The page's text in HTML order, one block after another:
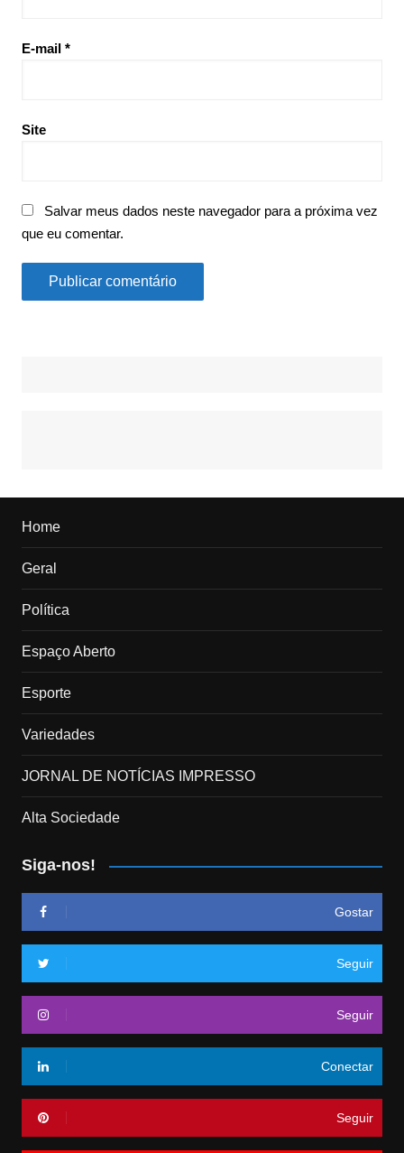
E-mail *
Site
Salvar meus dados neste navegador para a próxima vez
que eu comentar.
Home
Geral
Política
Espaço Aberto
Esporte
Variedades
JORNAL DE NOTÍCIAS IMPRESSO
Alta Sociedade
Siga-nos!
Gostar
Seguir
Seguir
Conectar
Seguir